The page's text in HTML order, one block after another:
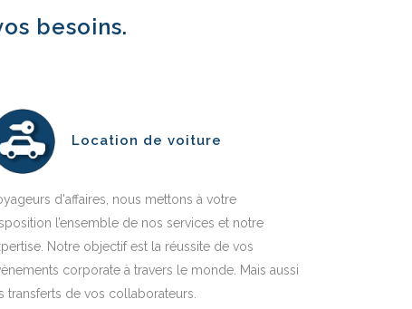
besoins.
Location de voiture
d'affaires, nous mettons à votre
l’ensemble de nos services et notre
Notre objectif est la réussite de vos
corporate à travers le monde. Mais aussi
transferts de vos collaborateurs.